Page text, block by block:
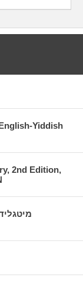
Yiddish
2nd Edition,